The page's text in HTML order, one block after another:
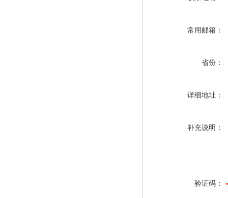
常用邮箱：
省份：
详细地址：
补充说明：
验证码：